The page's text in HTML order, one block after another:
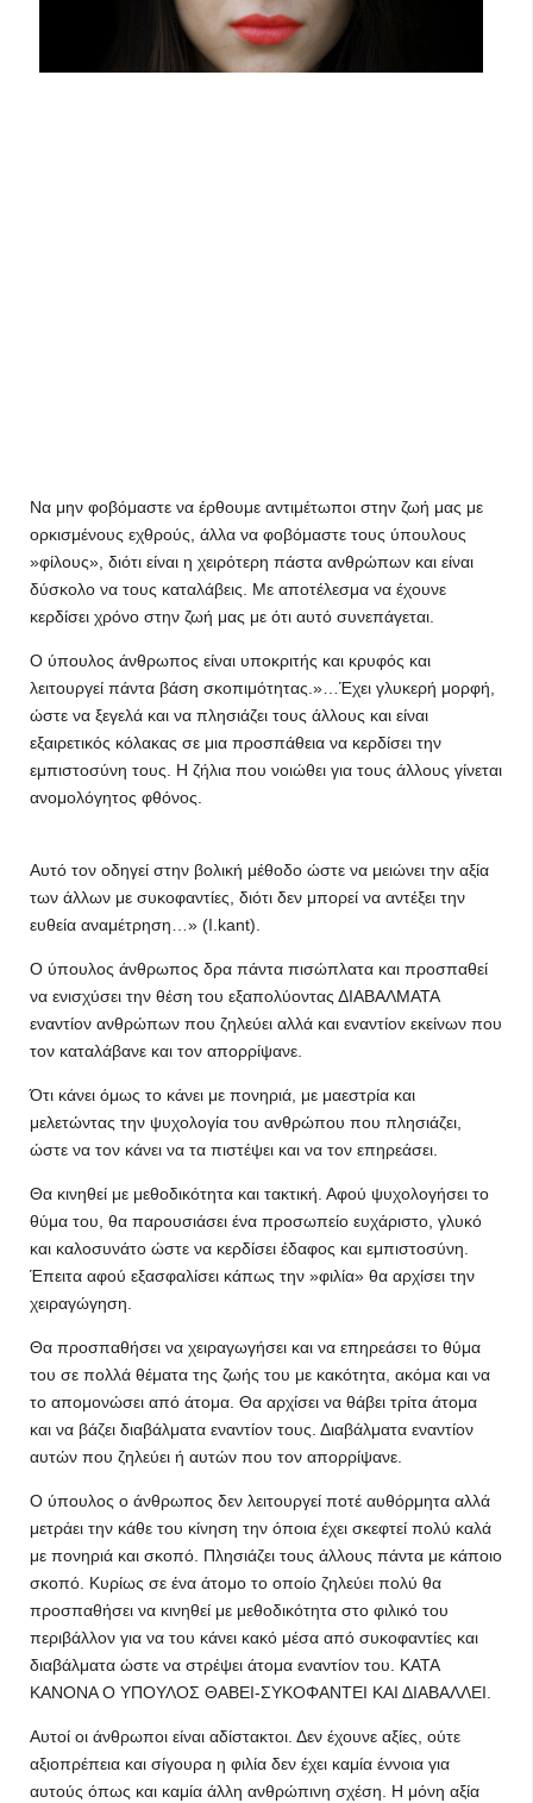
Να μην φοβόμαστε να έρθουμε αντιμέτωποι στην ζωή μας με
ορκισμένους εχθρούς, άλλα να φοβόμαστε τους ύπουλους
»φίλους», διότι είναι η χειρότερη πάστα ανθρώπων και είναι
δύσκολο να τους καταλάβεις. Με αποτέλεσμα να έχουνε
κερδίσει χρόνο στην ζωή μας με ότι αυτό συνεπάγεται.
Ο ύπουλος άνθρωπος είναι υποκριτής και κρυφός και
λειτουργεί πάντα βάση σκοπιμότητας.»…Έχει γλυκερή μορφή,
ώστε να ξεγελά και να πλησιάζει τους άλλους και είναι
εξαιρετικός κόλακας σε μια προσπάθεια να κερδίσει την
εμπιστοσύνη τους. Η ζήλια που νοιώθει για τους άλλους γίνεται
ανομολόγητος φθόνος.
Αυτό τον οδηγεί στην βολική μέθοδο ώστε να μειώνει την αξία
των άλλων με συκοφαντίες, διότι δεν μπορεί να αντέξει την
ευθεία αναμέτρηση…» (Ι.kant).
Ο ύπουλος άνθρωπος δρα πάντα πισώπλατα και προσπαθεί
να ενισχύσει την θέση του εξαπολύοντας ΔΙΑΒΑΛΜΑΤΑ
εναντίον ανθρώπων που ζηλεύει αλλά και εναντίον εκείνων που
τον καταλάβανε και τον απορρίψανε.
Ότι κάνει όμως το κάνει με πονηριά, με μαεστρία και
μελετώντας την ψυχολογία του ανθρώπου που πλησιάζει,
ώστε να τον κάνει να τα πιστέψει και να τον επηρεάσει.
Θα κινηθεί με μεθοδικότητα και τακτική. Αφού ψυχολογήσει το
θύμα του, θα παρουσιάσει ένα προσωπείο ευχάριστο, γλυκό
και καλοσυνάτο ώστε να κερδίσει έδαφος και εμπιστοσύνη.
Έπειτα αφού εξασφαλίσει κάπως την »φιλία» θα αρχίσει την
χειραγώγηση.
Θα προσπαθήσει να χειραγωγήσει και να επηρεάσει το θύμα
του σε πολλά θέματα της ζωής του με κακότητα, ακόμα και να
το απομονώσει από άτομα. Θα αρχίσει να θάβει τρίτα άτομα
και να βάζει διαβάλματα εναντίον τους. Διαβάλματα εναντίον
αυτών που ζηλεύει ή αυτών που τον απορρίψανε.
Ο ύπουλος ο άνθρωπος δεν λειτουργεί ποτέ αυθόρμητα αλλά
μετράει την κάθε του κίνηση την όποια έχει σκεφτεί πολύ καλά
με πονηριά και σκοπό. Πλησιάζει τους άλλους πάντα με κάποιο
σκοπό. Κυρίως σε ένα άτομο το οποίο ζηλεύει πολύ θα
προσπαθήσει να κινηθεί με μεθοδικότητα στο φιλικό του
περιβάλλον για να του κάνει κακό μέσα από συκοφαντίες και
διαβάλματα ώστε να στρέψει άτομα εναντίον του. ΚΑΤΑ
ΚΑΝΟΝΑ Ο ΥΠΟΥΛΟΣ ΘΑΒΕΙ-ΣΥΚΟΦΑΝTΕΙ ΚΑΙ ΔΙΑΒΑΛΛΕΙ.
Αυτοί οι άνθρωποι είναι αδίστακτοι. Δεν έχουνε αξίες, ούτε
αξιοπρέπεια και σίγουρα η φιλία δεν έχει καμία έννοια για
αυτούς όπως και καμία άλλη ανθρώπινη σχέση. Η μόνη αξία